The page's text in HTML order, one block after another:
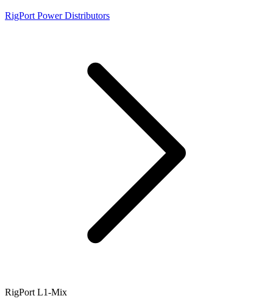
RigPort Power Distributors
RigPort L1-Mix